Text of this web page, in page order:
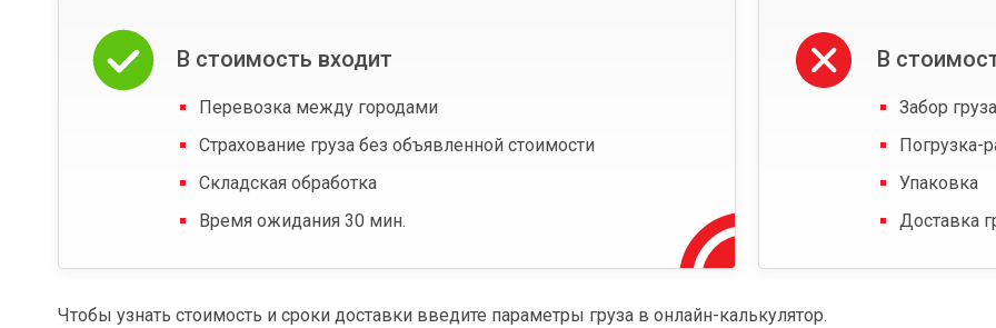
В стоимость входит
Перевозка между городами
Страхование груза без объявленной стоимости
Складская обработка
Время ожидания 30 мин.
В
Забор
Погрузка-
Упаковка
Доставка
Чтобы узнать стоимость и сроки доставки введите параметры груза в онлайн-калькулятор.